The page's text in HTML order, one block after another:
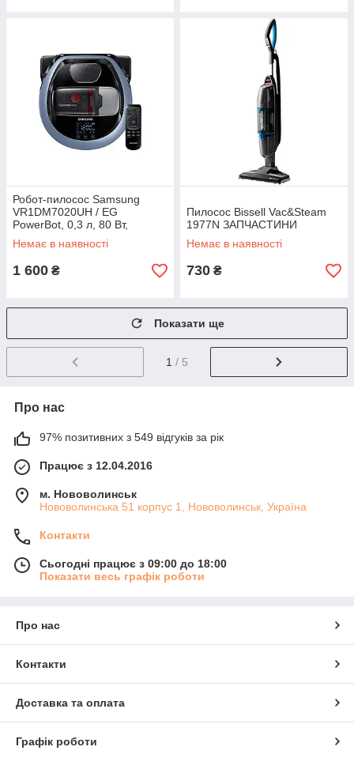
Робот-пилосос Samsung
VR1DM7020UH / EG
PowerBot, 0,3 л, 80 Вт,
Honestly Blue ЗАПЧАСТИНИ
Немає в наявності
1 600 ₴
Пилосос Bissell Vac&Steam
1977N ЗАПЧАСТИНИ
Немає в наявності
730 ₴
Показати ще
1 / 5
Про нас
97% позитивних з 549 відгуків за рік
Працює з 12.04.2016
м. Нововолинськ
Нововолинська 51 корпус 1, Нововолинськ, Україна
Контакти
Сьогодні працює з 09:00 до 18:00
Показати весь графік роботи
Про нас
Контакти
Доставка та оплата
Графік роботи